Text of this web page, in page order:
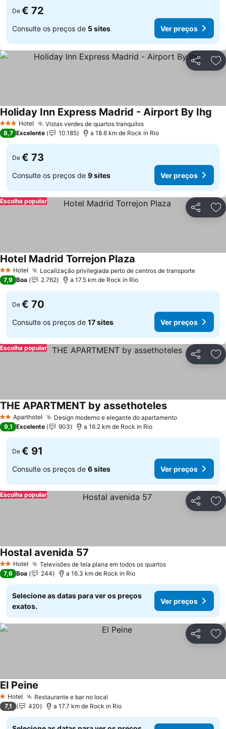
De € 72
Consulte os preços de 5 sites Ver preços
Partilhar
3 EstrelasHotel Vistas verdes de quartos tranquilos
Holiday Inn Express Madrid - Airport By Ihg
8,7 Excelente 10.185 a 18.6 km de Rock in Rio
De € 73
Consulte os preços de 9 sites Ver preços
Partilhar
Escolha popular
2 Estrelas
Hotel Localização privilegiada perto de centros de transporte
Hotel Madrid Torrejon Plaza
7,9 Boa 2.762 a 17.5 km de Rock in Rio
De € 70
Consulte os preços de 17 sites Ver preços
Partilhar
Escolha popular
2 EstrelasAparthotel Design moderno e elegante do apartamento
THE APARTMENT by assethoteles
9,1 Excelente 903 a 16.2 km de Rock in Rio
De € 91
Consulte os preços de 6 sites Ver preços
Partilhar
Escolha popular
2 Estrelas
Hotel Televisões de tela plana em todos os quartos
Hostal avenida 57
7,6 Boa 244 a 16.3 km de Rock in Rio
Selecione as datas para ver os preços
exatos.
Ver preços
Partilhar
1 Estrelas
Hotel Restaurante e bar no local
El Peine
7,1 420 a 17.7 km de Rock in Rio